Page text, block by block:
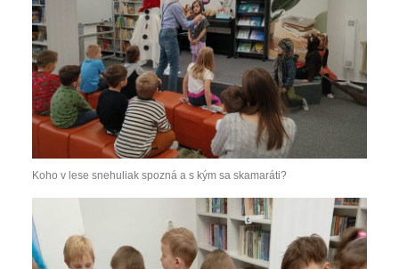
Koho v lese snehuliak spozná a s kým sa skamaráti?